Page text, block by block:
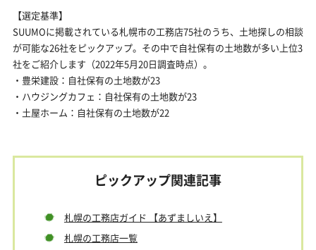
【選定基準】
SUUMOに掲載されている札幌市の工務店75社のうち、土地探しの相談
が可能な26社をピックアップ。その中で自社保有の土地数が多い上位3
社をご紹介します（2022年5月20日調査時点）。
・豊栄建設：自社保有の土地数が23
・ハウジングカフェ：自社保有の土地数が23
・土屋ホーム：自社保有の土地数が22
ピックアップ関連記事
札幌の工務店ガイド 【あずましいえ】
札幌の工務店一覧